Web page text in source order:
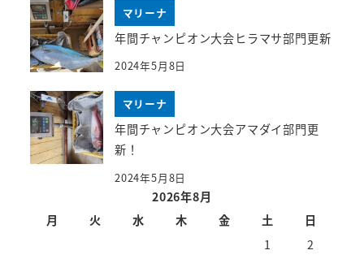
マリーナ
年間チャンピオン大会ヒラマサ部門更新
2024年5月8日
マリーナ
年間チャンピオン大会アマダイ部門更
新！
2024年5月8日
2026年8月
月
火 水 木 金 土
日
1
2